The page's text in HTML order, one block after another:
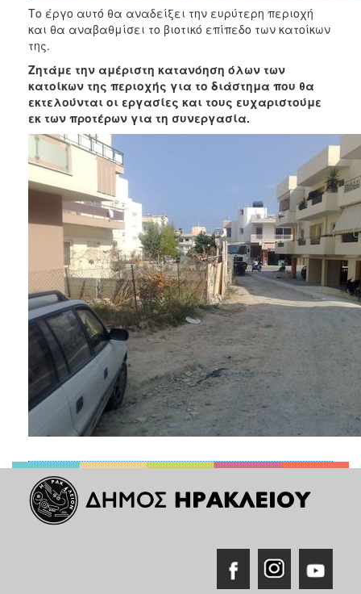
Το έργο αυτό θα αναδείξει την ευρύτερη περιοχή
και θα αναβαθμίσει το βιοτικό επίπεδο των κατοίκων
της.
Ζητάμε την αμέριστη κατανόηση όλων των
κατοίκων της περιοχής για το διάστημα που θα
εκτελούνται οι εργασίες και τους ευχαριστούμε
εκ των προτέρων για τη συνεργασία.